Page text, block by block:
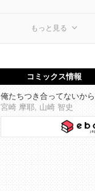
もっと見る
コミックス情報
俺たちつき合ってないから
宮崎 摩耶, 山崎 智史